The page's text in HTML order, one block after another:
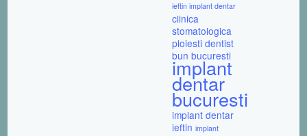
ieftin implant dentar
clinica
stomatologica
ploiesti dentist
bun bucuresti
implant
dentar
bucuresti
implant dentar
ieftin implant